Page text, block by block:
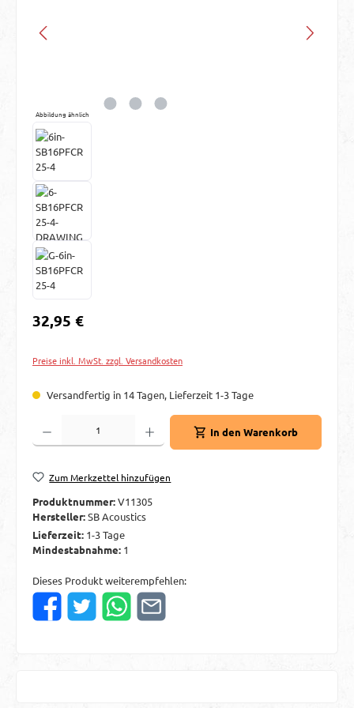
Abbildung ähnlich
Regulärer Preis:
32,95 €
Preise inkl. MwSt. zzgl. Versandkosten
Versandfertig in 14 Tagen, Lieferzeit 1-3 Tage
Produkt Anzahl: Gib den gewünschten Wert ein oder benutze die Schaltflächen
In den Warenkorb
Zum Merkzettel hinzufügen
Produktnummer:V11305
Hersteller:SB Acoustics
Lieferzeit: 1-3 Tage
Mindestabnahme: 1
Dieses Produkt weiterempfehlen: